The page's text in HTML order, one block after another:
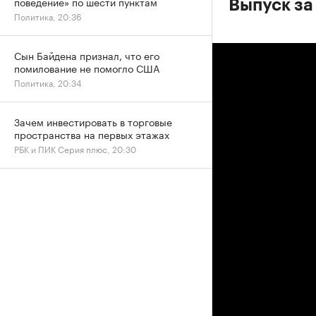
Выпуск
Политика, 20:36
Сын Байдена признал, что его
помилование не помогло США
Политика, 20:34
Зачем инвестировать в торговые
пространства на первых этажах
РБК и ПИК Серия плюс, 20:30